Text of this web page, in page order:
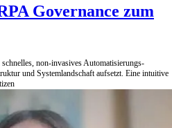
Governance zum
non-invasives Automatisierungs-
und Systemlandschaft aufsetzt. Eine intuitive